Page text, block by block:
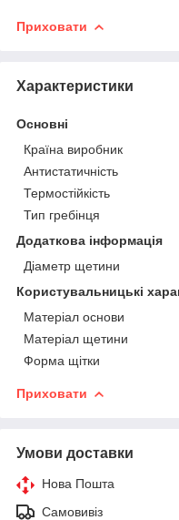
Приховати
Характеристики
Основні
Країна виробник
Антистатичність
Термостійкість
Тип гребінця
Додаткова інформація
Діаметр щетини
Користувальницькі
Матеріал основи
Матеріал щетини
Форма щітки
Приховати
Умови доставки
Нова Пошта
Самовивіз